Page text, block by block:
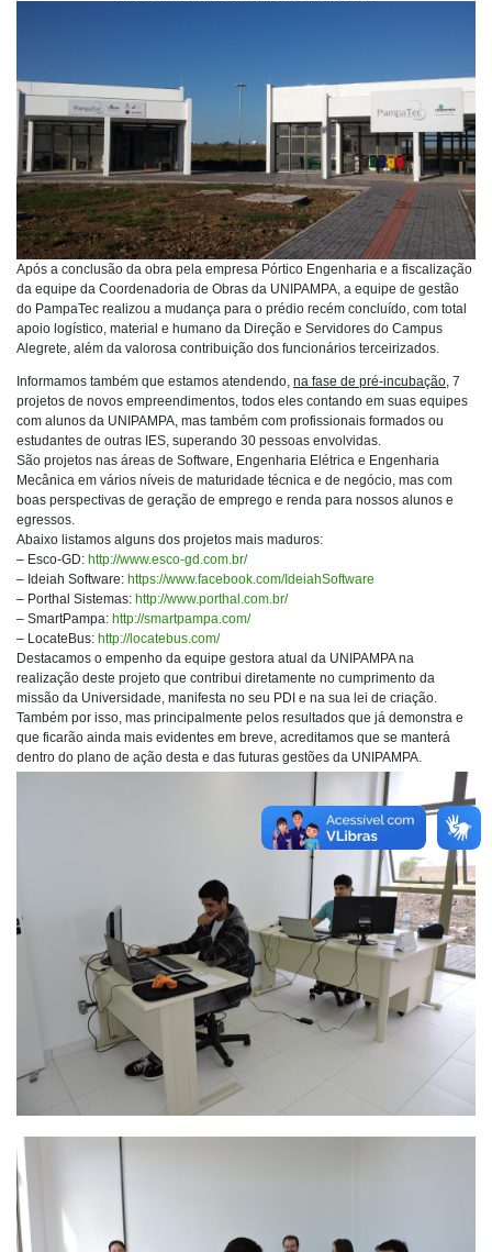
Após a conclusão da obra pela empresa Pórtico Engenharia e a fiscalização
da equipe da Coordenadoria de Obras da UNIPAMPA, a equipe de gestão
do PampaTec realizou a mudança para o prédio recém concluído, com total
apoio logístico, material e humano da Direção e Servidores do Campus
Alegrete, além da valorosa contribuição dos funcionários terceirizados.
Informamos também que estamos atendendo, na fase de pré-incubação , 7
projetos de novos empreendimentos, todos eles contando em suas equipes
com alunos da UNIPAMPA, mas também com profissionais formados ou
estudantes de outras IES, superando 30 pessoas envolvidas.
São projetos nas áreas de Software, Engenharia Elétrica e Engenharia
Mecânica em vários níveis de maturidade técnica e de negócio, mas com
boas perspectivas de geração de emprego e renda para nossos alunos e
egressos.
Abaixo listamos alguns dos projetos mais maduros:
– Esco-GD: http://www.esco-gd.com.br/
– Ideiah Software: https://www.facebook.com/IdeiahSoftware
– Porthal Sistemas: http://www.porthal.com.br/
– SmartPampa: http://smartpampa.com/
– LocateBus: http://locatebus.com/
Destacamos o empenho da equipe gestora atual da UNIPAMPA na
realização deste projeto que contribui diretamente no cumprimento da
missão da Universidade, manifesta no seu PDI e na sua lei de criação.
Também por isso, mas principalmente pelos resultados que já demonstra e
que ficarão ainda mais evidentes em breve, acreditamos que se manterá
dentro do plano de ação desta e das futuras gestões da UNIPAMPA.